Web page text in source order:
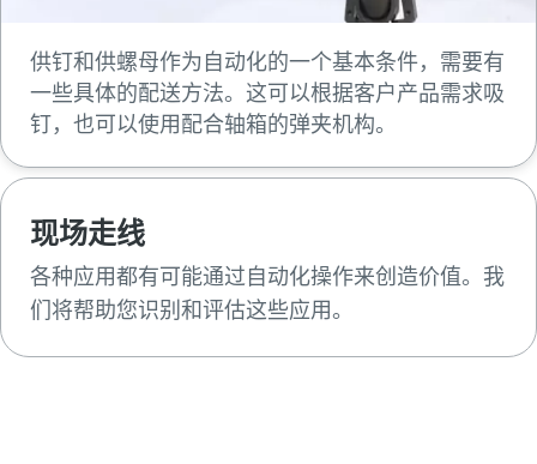
供钉和供螺母作为自动化的一个基本条件，需要有
一些具体的配送方法。这可以根据客户产品需求吸
钉，也可以使用配合轴箱的弹夹机构。
现场走线
各种应用都有可能通过自动化操作来创造价值。我
们将帮助您识别和评估这些应用。